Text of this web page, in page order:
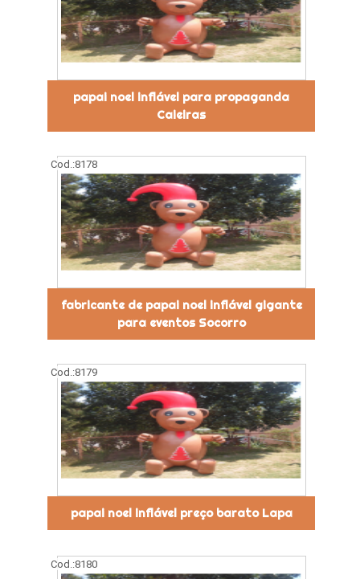
papai noel inflável para propaganda
Caieiras
Cod.:8178
fabricante de papai noel inflável gigante
para eventos Socorro
Cod.:8179
papai noel inflável preço barato Lapa
Cod.:8180